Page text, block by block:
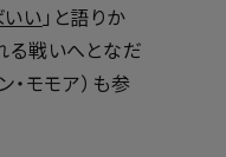
い 」と語りか
る戦いへとなだ
モモア）も参